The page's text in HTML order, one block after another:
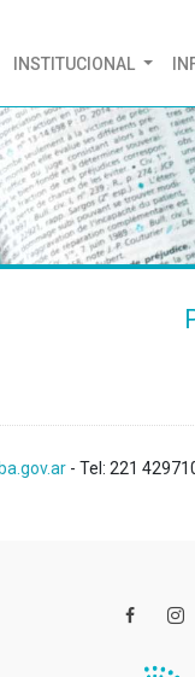
(CURRENT)
INSTITUCIONAL
- Tel: 221
